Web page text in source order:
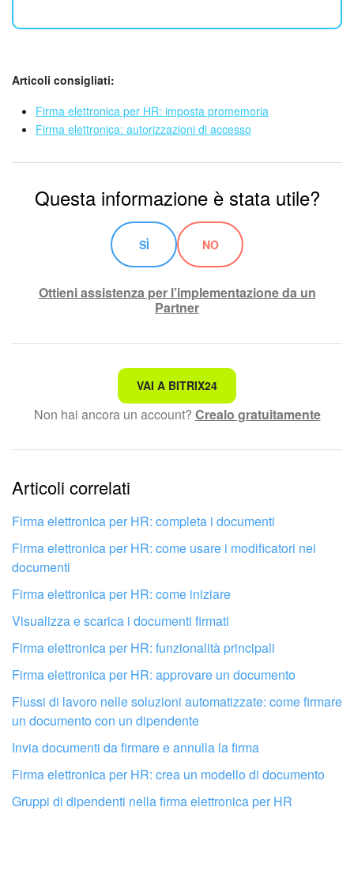
Articoli consigliati:
Firma elettronica per HR: imposta promemoria
Firma elettronica: autorizzazioni di accesso
Questa informazione è stata utile?
SÌ NO
Ottieni assistenza per l’implementazione da un
Partner
Non è quello che sto cercando.
Testo complesso e incomprensibile
Le informazioni sono obsolete.
Troppo breve, ho bisogno di maggiori informazioni.
Non mi soddisfa come funziona questo strumento
Fai configurare il tuo Bitrix24 a un
professionista locale
VAI A BITRIX24
Non hai ancora un account? Crealo gratuitamente
Articoli correlati
Firma elettronica per HR: completa i documenti
Firma elettronica per HR: come usare i modificatori nei
documenti
Firma elettronica per HR: come iniziare
Visualizza e scarica i documenti firmati
Firma elettronica per HR: funzionalità principali
Firma elettronica per HR: approvare un documento
Flussi di lavoro nelle soluzioni automatizzate: come firmare
un documento con un dipendente
Invia documenti da firmare e annulla la firma
Firma elettronica per HR: crea un modello di documento
Gruppi di dipendenti nella firma elettronica per HR